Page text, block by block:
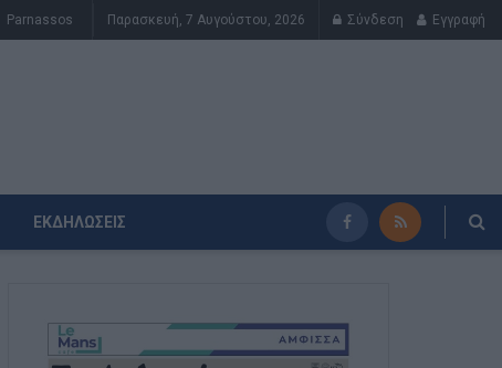
Parnassos Παρασκευή, 7 Αυγούστου, 2026 Σύνδεση Εγγραφή
ΕΚΔΗΛΏΣΕΙΣ